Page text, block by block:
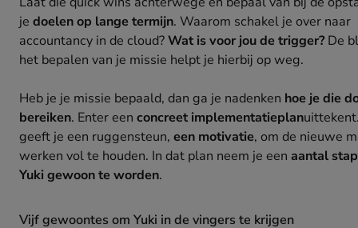
je doelen op lange termijn. Waarom schakel je over naar
accountancy in de cloud?Wat is voor jou de trigger? De
het bepalen van je missie helpt je hierbij op weg.
Heb je je missie bepaald, dan ga je nadenken hoe je die
bereiken. Enter een concreet implementatieplan
geeft je een ruggensteun, een motivatie, om de nieuwe
werken vol te houden. In dat plan neem je een aantal
Yuki gewoon te worden.
Vijf gewoontes om Yuki in de vingers te krijgen